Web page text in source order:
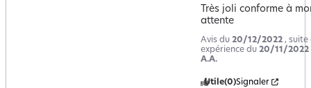
Très joli conforme à
attente
Avis du 20/12/2022 , suite
expérience du 20/11/2022
A.A.
Utile(0)Signaler